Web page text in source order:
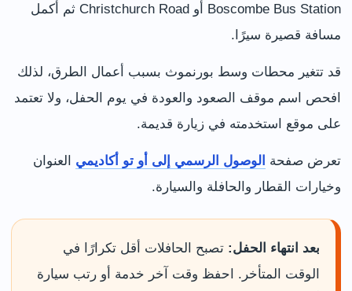
Boscombe Bus Station أو Christchurch Road ثم أكمل
مسافة قصيرة سيرًا.
قد تتغير محطات وسط بورنموث بسبب أعمال الطرق، لذلك
افحص اسم موقف الصعود والعودة في يوم الحفل، ولا تعتمد
على موقع استخدمته في زيارة قديمة.
تعرض صفحة الوصول الرسمي إلى أو تو أكاديمي العنوان
وخيارات القطار والحافلة والسيارة.
بعد انتهاء الحفل: تصبح الحافلات أقل تكرارًا في
الوقت المتأخر. احفظ وقت آخر خدمة أو رتب سيارة